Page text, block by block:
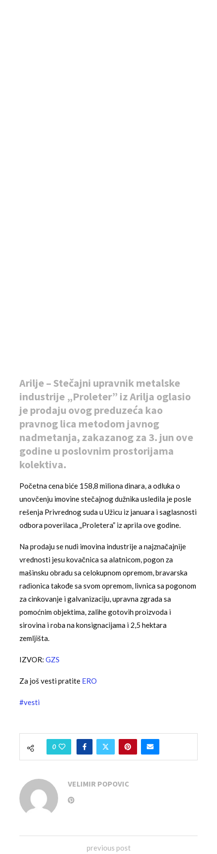
Arilje – Stečajni upravnik metalske
industrije „Proleter” iz Arilja oglasio
je prodaju ovog preduzeća kao
pravnog lica metodom javnog
nadmetanja, zakazanog za 3. jun ove
godine u poslovnim prostorijama
kolektiva.
Početna cena biće 158,8 miliona dinara, a odluka o
unovčenju imovine stečajnog dužnika usledila je posle
rešenja Privrednog suda u Užicu iz januara i saglasnosti
odbora poverilaca „Proletera” iz aprila ove godine.
Na prodaju se nudi imovina industrije a najznačajnije
vrednosti jesu kovačnica sa alatnicom, pogon za
mašinsku obradu sa celokupnom opremom, bravarska
radionica takođe sa svom opremom, livnica sa pogonom
za cinkovanje i galvanizaciju, upravna zgrada sa
pomoćnim objektima, zalihe gotovih proizvoda i
sirovina i roba na konsignacijama i 2,5 hektara
zemljišta.
IZVOR: GZS
Za još vesti pratite ERO
#vesti
0
VELIMIR POPOVIC
previous post